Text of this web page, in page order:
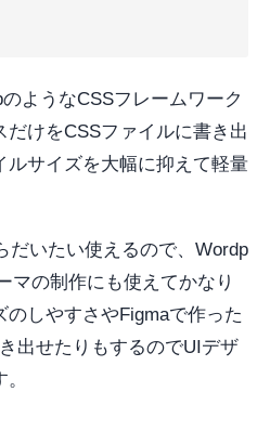
ようなCSSフレームワーク
だけをCSSファイルに書き出
ルサイズを大幅に抑えて軽量
だいたい使えるので、Wordp
マの制作にも使えてかなり
しやすさやFigmaで作った
出せたりもするのでUIデザ